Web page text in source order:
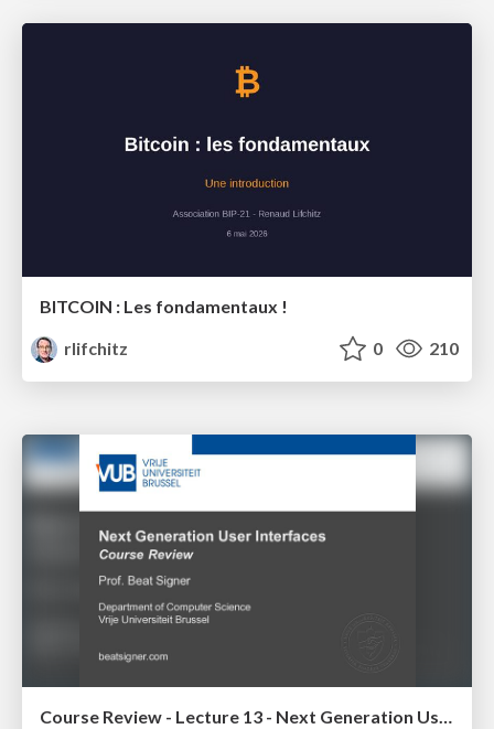
BITCOIN : Les fondamentaux !
rlifchitz
0 210
Course Review - Lecture 13 - Next Generation User Interfaces (4018166FNR)